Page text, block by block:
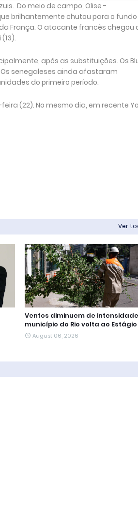
Do meio de campo, Olise -
brilhantemente chutou para o
França. O atacante francês chegou
após as substituições. Os
senegaleses ainda afastaram
do primeiro período.
(22). No mesmo dia, em recente
Ver
Ventos diminuem de
município do Rio volta ao Estágio
August 06, 2026